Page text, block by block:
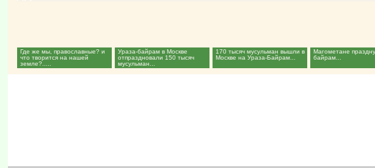
Где же мы, православные? и
что творится на нашей
земле?.....
Ураза-байрам в Москве
отпраздновали 150 тысяч
мусульман...
170 тысяч мусульман вышли в
Москве на Ураза-Байрам...
Магометане
байрам...